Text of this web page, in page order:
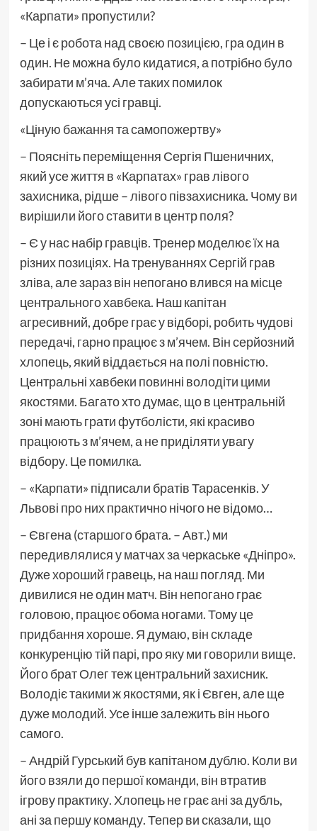
«Карпати» пропустили?
– Це і є робота над своєю позицією, гра один в
один. Не можна було кидатися, а потрібно було
забирати м’яча. Але таких помилок
допускаються усі гравці.
«Ціную бажання та самопожертву»
– Поясніть переміщення Сергія Пшеничних,
який усе життя в «Карпатах» грав лівого
захисника, рідше – лівого півзахисника. Чому ви
вирішили його ставити в центр поля?
– Є у нас набір гравців. Тренер моделює їх на
різних позиціях. На тренуваннях Сергій грав
зліва, але зараз він непогано влився на місце
центрального хавбека. Наш капітан
агресивний, добре грає у відборі, робить чудові
передачі, гарно працює з м’ячем. Він серйозний
хлопець, який віддається на полі повністю.
Центральні хавбеки повинні володіти цими
якостями. Багато хто думає, що в центральній
зоні мають грати футболісти, які красиво
працюють з м’ячем, а не приділяти увагу
відбору. Це помилка.
– «Карпати» підписали братів Тарасенків. У
Львові про них практично нічого не відомо…
– Євгена (старшого брата. – Авт.) ми
передивлялися у матчах за черкаське «Дніпро».
Дуже хороший гравець, на наш погляд. Ми
дивилися не один матч. Він непогано грає
головою, працює обома ногами. Тому це
придбання хороше. Я думаю, він складе
конкуренцію тій парі, про яку ми говорили вище.
Його брат Олег теж центральний захисник.
Володіє такими ж якостями, як і Євген, але ще
дуже молодий. Усе інше залежить він нього
самого.
– Андрій Гурський був капітаном дублю. Коли ви
його взяли до першої команди, він втратив
ігрову практику. Хлопець не грає ані за дубль,
ані за першу команду. Тепер ви сказали, що